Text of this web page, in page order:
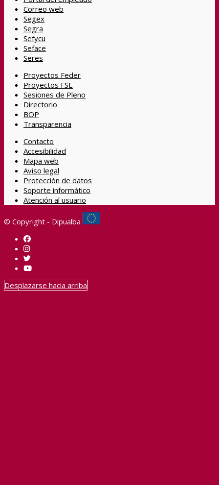
Correo web
Segex
Segra
Sefycu
Seface
Seres
Proyectos Feder
Proyectos FSE
Sesiones de Pleno
Directorio
BOP
Transparencia
Contacto
Accesibilidad
Mapa web
Aviso legal
Protección de datos
Soporte informático
Atención al usuario
© Copyright - Dipualba
Desplazarse hacia arriba